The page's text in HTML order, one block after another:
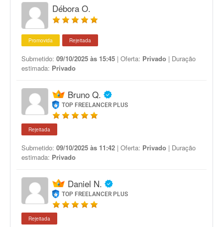
Débora O.
Promovida Rejeitada
Submetido: 09/10/2025 às 15:45 | Oferta: Privado | Duração
estimada: Privado
Bruno Q.
TOP FREELANCER PLUS
Rejeitada
Submetido: 09/10/2025 às 11:42 | Oferta: Privado | Duração
estimada: Privado
Daniel N.
TOP FREELANCER PLUS
Rejeitada